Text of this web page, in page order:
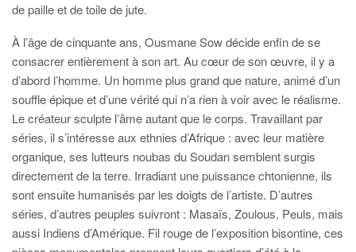
de paille et de toile de jute.
À l’âge de cinquante ans, Ousmane Sow décide enfin de se
consacrer entièrement à son art. Au cœur de son œuvre, il y a
d’abord l’homme. Un homme plus grand que nature, animé d’un
souffle épique et d’une vérité qui n’a rien à voir avec le réalisme.
Le créateur sculpte l’âme autant que le corps. Travaillant par
séries, il s’intéresse aux ethnies d’Afrique : avec leur matière
organique, ses lutteurs noubas du Soudan semblent surgis
directement de la terre. Irradiant une puissance chtonienne, ils
sont ensuite humanisés par les doigts de l’artiste. D’autres
séries, d’autres peuples suivront : Masaïs, Zoulous, Peuls, mais
aussi Indiens d’Amérique. Fil rouge de l’exposition bisontine, ces